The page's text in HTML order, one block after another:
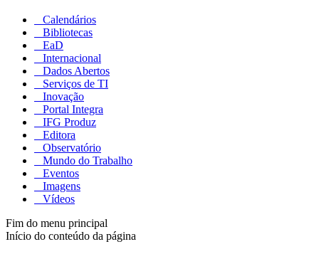
Calendários
Bibliotecas
EaD
Internacional
Dados Abertos
Serviços de TI
Inovação
Portal Integra
IFG Produz
Editora
Observatório
Mundo do Trabalho
Eventos
Imagens
Vídeos
Fim do menu principal
Início do conteúdo da página